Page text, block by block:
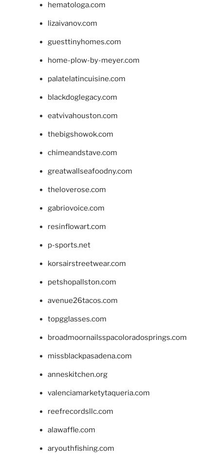
hematologa.com
lizaivanov.com
guesttinyhomes.com
home-plow-by-meyer.com
palatelatincuisine.com
blackdoglegacy.com
eatvivahouston.com
thebigshowok.com
chimeandstave.com
greatwallseafoodny.com
theloverose.com
gabriovoice.com
resinflowart.com
p-sports.net
korsairstreetwear.com
petshopallston.com
avenue26tacos.com
topgglasses.com
broadmoornailsspacoloradosprings.com
missblackpasadena.com
anneskitchen.org
valenciamarketytaqueria.com
reefrecordsllc.com
alawaffle.com
aryouthfishing.com